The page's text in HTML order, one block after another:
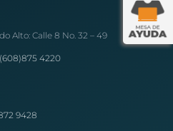
Alto: Calle 8 No. 32 – 49
(608)875 4220
9428